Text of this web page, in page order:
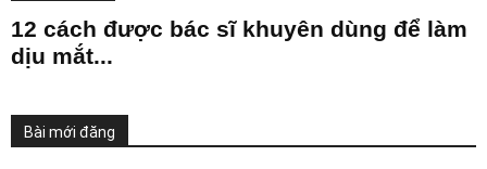
12 cách được bác sĩ khuyên dùng để làm
dịu mắt...
Bài mới đăng